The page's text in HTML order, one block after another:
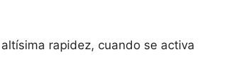
rapidez, cuando se activa